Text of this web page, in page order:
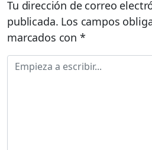
Tu dirección de correo
publicada. Los campos
marcados con *